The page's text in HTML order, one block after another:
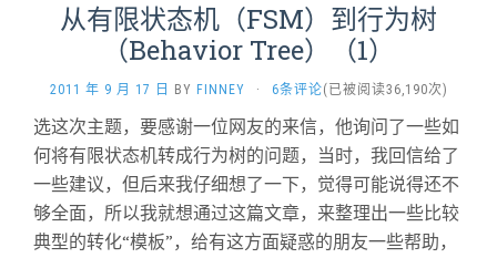
从有限状态机（FSM）到行为树
（Behavior Tree）（1）
2011 年 9 月 17 日 BY FINNEY · 6条评论(已被阅读36,190次)
选这次主题，要感谢一位网友的来信，他询问了一些如
何将有限状态机转成行为树的问题，当时，我回信给了
一些建议，但后来我仔细想了一下，觉得可能说得还不
够全面，所以我就想通过这篇文章，来整理出一些比较
典型的转化“模板”，给有这方面疑惑的朋友一些帮助，